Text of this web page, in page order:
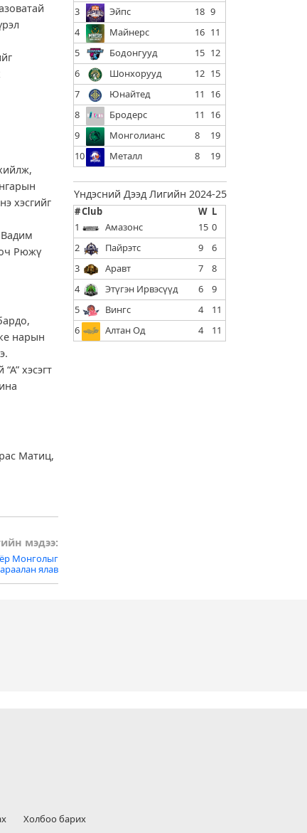
хэсгийг
Вадим
Рюжү
нарын
хэсэгт
Матиц,
мэдээ:
Монголыг
ялав
3
Эйпс 18 9
4
Майнерс 16 11
5
Бодонгууд 15 12
6
Шонхорууд 12 15
7
Юнайтед 11
16
8
Бродерс 11
16
9
Монголианс 8
19
10
Металл 8 19
Үндэсний Дээд Лигийн 2024-25
#Club W L
1
Амазонс 15 0
2
Пайрэтс 9
6
3
Аравт 7
8
4
Этүгэн Ирвэсүүд 6
9
5
Вингс 4
11
6
Алтан Од 4 11
Холбоо барих